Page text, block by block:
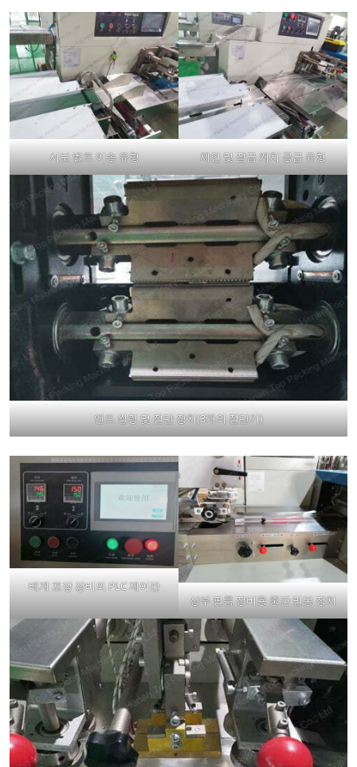
서보 벨트 이송 유형 체인 및 잠금 캐치 공급 유형
엔드 씰링 및 절단 장치(3개의 절단기)
베개 포장 장비의 PLC 제어판
상부 필름 장비용 중간 밀봉 장치